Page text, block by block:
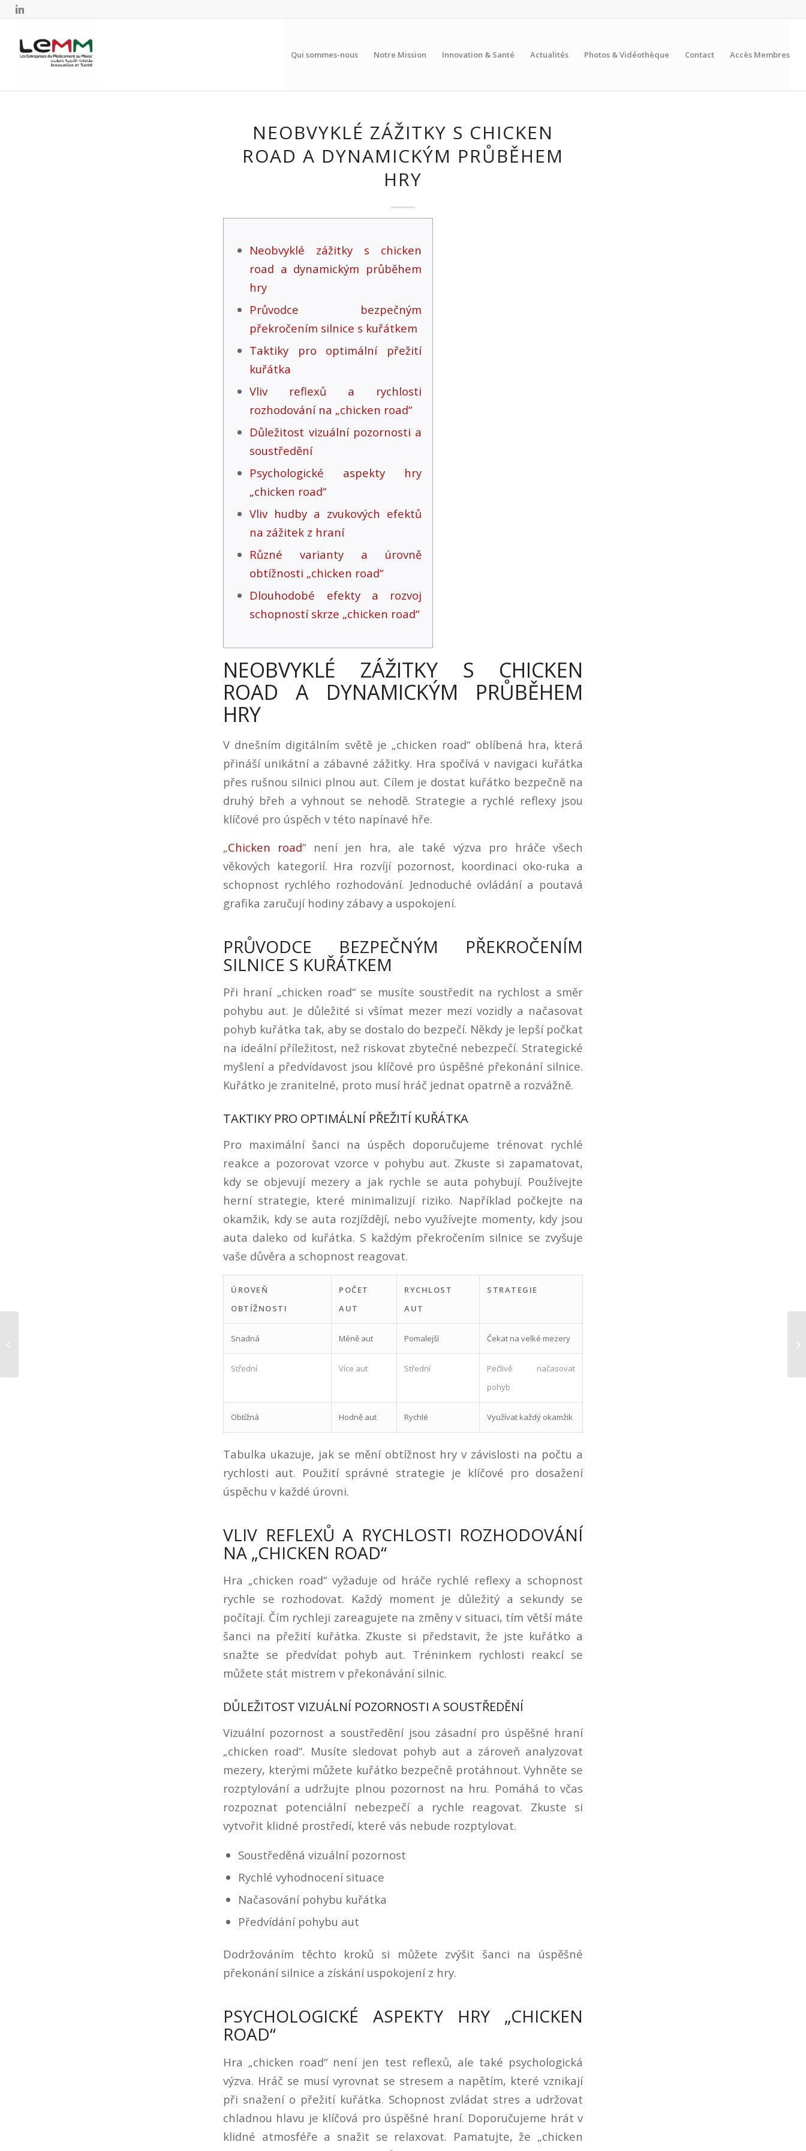
Qui sommes-nous Notre Mission Innovation & Santé Actualités Photos & Vidéothèque Contact Accès Membres
NEOBVYKLÉ ZÁŽITKY S CHICKEN
ROAD A DYNAMICKÝM PRŮBĚHEM
HRY
Neobvyklé zážitky s chicken
road a dynamickým průběhem
hry
Průvodce bezpečným
překročením silnice s kuřátkem
Taktiky pro optimální přežití
kuřátka
Vliv reflexů a rychlosti
rozhodování na „chicken road“
Důležitost vizuální pozornosti a
soustředění
Psychologické aspekty hry
„chicken road“
Vliv hudby a zvukových efektů
na zážitek z hraní
Různé varianty a úrovně
obtížnosti „chicken road“
Dlouhodobé efekty a rozvoj
schopností skrze „chicken road“
NEOBVYKLÉ ZÁŽITKY S CHICKEN
ROAD A DYNAMICKÝM PRŮBĚHEM
HRY
V dnešním digitálním světě je „chicken road“ oblíbená hra, která
přináší unikátní a zábavné zážitky. Hra spočívá v navigaci kuřátka
přes rušnou silnici plnou aut. Cílem je dostat kuřátko bezpečně na
druhý břeh a vyhnout se nehodě. Strategie a rychlé reflexy jsou
klíčové pro úspěch v této napínavé hře.
„Chicken road“ není jen hra, ale také výzva pro hráče všech
věkových kategorií. Hra rozvíjí pozornost, koordinaci oko-ruka a
schopnost rychlého rozhodování. Jednoduché ovládání a poutavá
grafika zaručují hodiny zábavy a uspokojení.
PRŮVODCE BEZPEČNÝM PŘEKROČENÍM
SILNICE S KUŘÁTKEM
Při hraní „chicken road“ se musíte soustředit na rychlost a směr
pohybu aut. Je důležité si všímat mezer mezi vozidly a načasovat
pohyb kuřátka tak, aby se dostalo do bezpečí. Někdy je lepší počkat
na ideální příležitost, než riskovat zbytečné nebezpečí. Strategické
myšlení a předvídavost jsou klíčové pro úspěšné překonání silnice.
Kuřátko je zranitelné, proto musí hráč jednat opatrně a rozvážně.
TAKTIKY PRO OPTIMÁLNÍ PŘEŽITÍ KUŘÁTKA
Pro maximální šanci na úspěch doporučujeme trénovat rychlé
reakce a pozorovat vzorce v pohybu aut. Zkuste si zapamatovat,
kdy se objevují mezery a jak rychle se auta pohybují. Používejte
herní strategie, které minimalizují riziko. Například počkejte na
okamžik, kdy se auta rozjíždějí, nebo využívejte momenty, kdy jsou
auta daleko od kuřátka. S každým překročením silnice se zvyšuje
vaše důvěra a schopnost reagovat.
ÚROVEŇ
OBTÍŽNOSTI
POČET
AUT
RYCHLOST
AUT
STRATEGIE
Snadná Méně aut Pomalejší Čekat na velké mezery
Střední Více aut Střední
Pečlivě načasovat
pohyb
Obtížná Hodně aut Rychlé Využívat každý okamžik
Tabulka ukazuje, jak se mění obtížnost hry v závislosti na počtu a
rychlosti aut. Použití správné strategie je klíčové pro dosažení
úspěchu v každé úrovni.
VLIV REFLEXŮ A RYCHLOSTI ROZHODOVÁNÍ
NA „CHICKEN ROAD“
Hra „chicken road“ vyžaduje od hráče rychlé reflexy a schopnost
rychle se rozhodovat. Každý moment je důležitý a sekundy se
počítají. Čím rychleji zareagujete na změny v situaci, tím větší máte
šanci na přežití kuřátka. Zkuste si představit, že jste kuřátko a
snažte se předvídat pohyb aut. Tréninkem rychlosti reakcí se
můžete stát mistrem v překonávání silnic.
DŮLEŽITOST VIZUÁLNÍ POZORNOSTI A SOUSTŘEDĚNÍ
Vizuální pozornost a soustředění jsou zásadní pro úspěšné hraní
„chicken road“. Musíte sledovat pohyb aut a zároveň analyzovat
mezery, kterými můžete kuřátko bezpečně protáhnout. Vyhněte se
rozptylování a udržujte plnou pozornost na hru. Pomáhá to včas
rozpoznat potenciální nebezpečí a rychle reagovat. Zkuste si
vytvořit klidné prostředí, které vás nebude rozptylovat.
Soustředěná vizuální pozornost
Rychlé vyhodnocení situace
Načasování pohybu kuřátka
Předvídání pohybu aut
Dodržováním těchto kroků si můžete zvýšit šanci na úspěšné
překonání silnice a získání uspokojení z hry.
PSYCHOLOGICKÉ ASPEKTY HRY „CHICKEN
ROAD“
Hra „chicken road“ není jen test reflexů, ale také psychologická
výzva. Hráč se musí vyrovnat se stresem a napětím, které vznikají
při snažení o přežití kuřátka. Schopnost zvládat stres a udržovat
chladnou hlavu je klíčová pro úspěšné hraní. Doporučujeme hrát v
klidné atmosféře a snažit se relaxovat. Pamatujte, že „chicken